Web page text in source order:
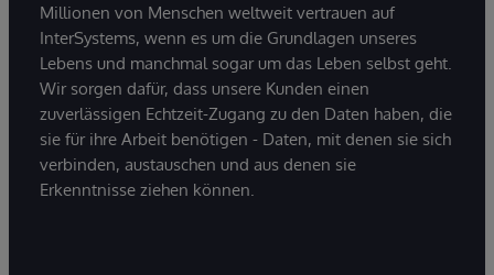
Millionen von Menschen weltweit vertrauen auf
InterSystems, wenn es um die Grundlagen unseres
Lebens und manchmal sogar um das Leben selbst geht.
Wir sorgen dafür, dass unsere Kunden einen
zuverlässigen Echtzeit-Zugang zu den Daten haben, die
sie für ihre Arbeit benötigen - Daten, mit denen sie sich
verbinden, austauschen und aus denen sie
Erkenntnisse ziehen können.